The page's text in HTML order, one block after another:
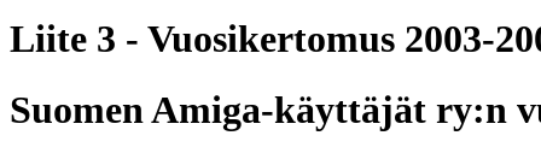
Liite 3 - Vuosikertomus 2003-
Suomen Amiga-käyttäjät ry:n